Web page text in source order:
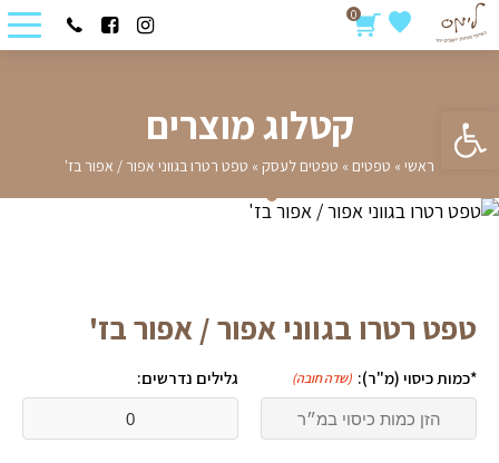
פתח סרגל נגישות
0
קטלוג מוצרים
ראשי » טפטים » טפטים לעסק » טפט רטרו בגווני אפור / אפור בז'
טפט רטרו בגווני אפור / אפור בז'
*כמות כיסוי (מ"ר): (שדה חובה) גלילים נדרשים: